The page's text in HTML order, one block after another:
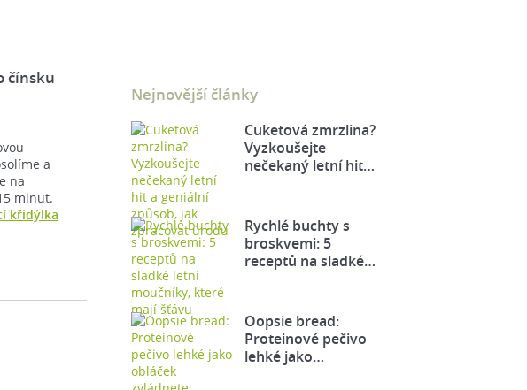
čínsku
a
na
minut.
křidýlka
Nejnovější články
Cuketová zmrzlina?
Vyzkoušejte
nečekaný letní hit…
Rychlé buchty s
broskvemi: 5
receptů na sladké…
Oopsie bread:
Proteinové pečivo
lehké jako…